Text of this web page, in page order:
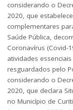
considerando o
2020, que
complementares
Saúde Pública,
Coronavírus (Covid-
atividades
resguardados pelo
considerando o
2020, que declara
no Município de